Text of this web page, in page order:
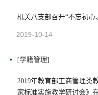
机关八支部召开“不忘初
2019-10-14
[学籍管理]
2019年教育部工商管理类
家标准实施教学研讨会》